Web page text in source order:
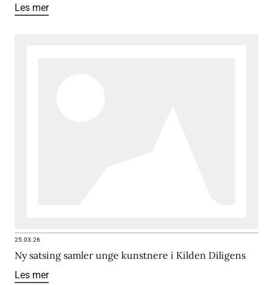
Les mer
25.03.26
Ny satsing samler unge kunstnere i Kilden Diligens
Les mer